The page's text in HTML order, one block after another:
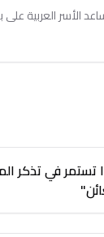
الأسر العربية